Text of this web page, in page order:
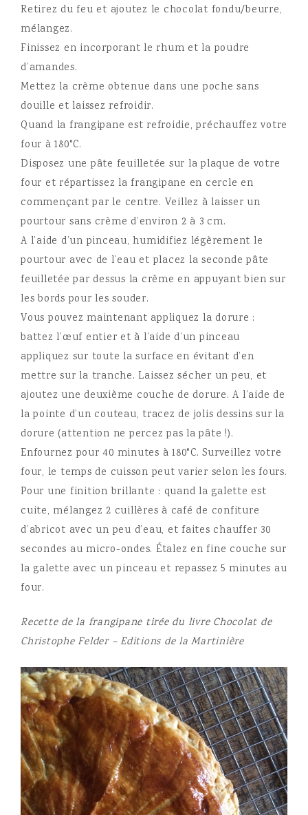
Retirez du feu et ajoutez le chocolat fondu/beurre,
mélangez.
Finissez en incorporant le rhum et la poudre
d’amandes.
Mettez la crème obtenue dans une poche sans
douille et laissez refroidir.
Quand la frangipane est refroidie, préchauffez votre
four à 180°C.
Disposez une pâte feuilletée sur la plaque de votre
four et répartissez la frangipane en cercle en
commençant par le centre. Veillez à laisser un
pourtour sans crème d’environ 2 à 3 cm.
A l’aide d’un pinceau, humidifiez légèrement le
pourtour avec de l’eau et placez la seconde pâte
feuilletée par dessus la crème en appuyant bien sur
les bords pour les souder.
Vous pouvez maintenant appliquez la dorure :
battez l’œuf entier et à l’aide d’un pinceau
appliquez sur toute la surface en évitant d’en
mettre sur la tranche. Laissez sécher un peu, et
ajoutez une deuxième couche de dorure. A l’aide de
la pointe d’un couteau, tracez de jolis dessins sur la
dorure (attention ne percez pas la pâte !).
Enfournez pour 40 minutes à 180°C. Surveillez votre
four, le temps de cuisson peut varier selon les fours.
Pour une finition brillante : quand la galette est
cuite, mélangez 2 cuillères à café de confiture
d’abricot avec un peu d’eau, et faites chauffer 30
secondes au micro-ondes. Étalez en fine couche sur
la galette avec un pinceau et repassez 5 minutes au
four.
Recette de la frangipane tirée du livre Chocolat de
Christophe Felder – Editions de la Martinière